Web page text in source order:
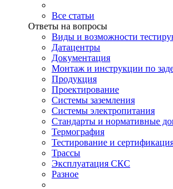
Все статьи
Ответы на вопросы
Виды и возможности
Датацентры
Документация
Монтаж и инструкции по
Продукция
Проектирование
Системы заземления
Системы электропитания
Стандарты и нормативные
Термография
Тестирование и
Трассы
Эксплуатация СКС
Разное